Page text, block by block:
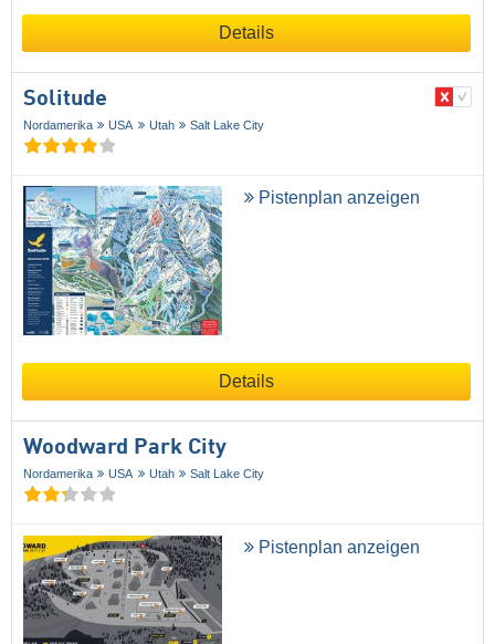
Details
Solitude
Nordamerika USA Utah Salt Lake City
Pistenplan anzeigen
Details
Woodward Park City
Nordamerika USA Utah Salt Lake City
Pistenplan anzeigen